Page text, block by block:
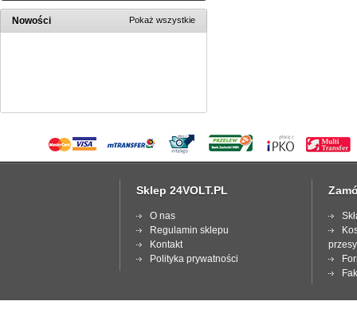
Nowości Pokaż wszystkie
Sklep 24VOLT.PL
O nas
Regulamin sklepu
Kontakt
Polityka prywatności